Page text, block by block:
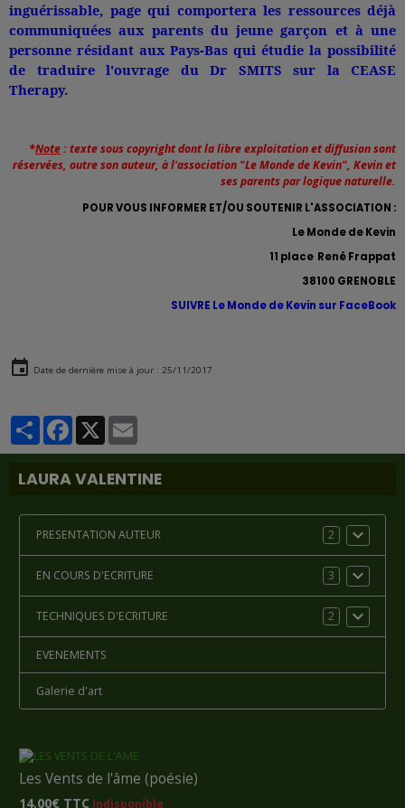
inguérissable, page qui comportera les ressources déjà
communiquées aux parents du jeune garçon et à une
personne résidant aux Pays-Bas qui étudie la possibilité
de traduire l'ouvrage du Dr SMITS sur la CEASE
Therapy.
*Note: texte sous copyright dont la libre exploitation et diffusion sont
réservées, outre son auteur, à l'association "Le Monde de Kevin", Kevin et
ses parents par logique naturelle.
POUR VOUS INFORMER ET/OU SOUTENIR L'ASSOCIATION :
Le Monde de Kevin
11 place René Frappat
38100 GRENOBLE
SUIVRE Le Monde de Kevin sur FaceBook
Date de dernière mise à jour : 25/11/2017
PartagerFacebook
X
LAURA VALENTINE
PRESENTATION AUTEUR 2
EN COURS D'ECRITURE 3
TECHNIQUES D'ECRITURE 2
EVENEMENTS
Galerie d'art
Les Vents de l'âme (poésie)
14,00€ TTC Indisponible